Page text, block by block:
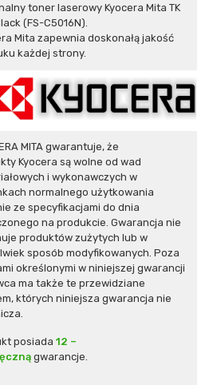
toner laserowy Kyocera Mita TK
(FS-C5016N) .
Mita zapewnia doskonałą jakość
każdej strony.
MITA gwarantuje, że
Kyocera są wolne od wad
i wykonawczych w
normalnego użytkowania
ze specyfikacjami do dnia
na produkcie. Gwarancja nie
produktów zużytych lub w
sposób modyfikowanych. Poza
określonymi w niniejszej gwarancji
ma także te przewidziane
których niniejsza gwarancja nie
posiada 12 –
gwarancje.